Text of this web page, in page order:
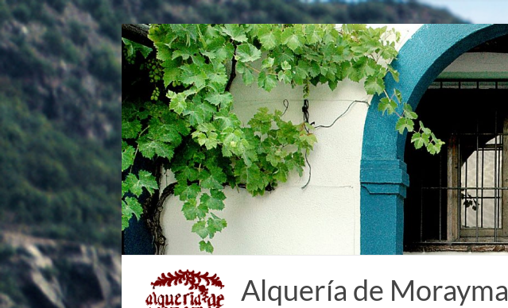
Saltar
al
contenido
Alquería de Morayma